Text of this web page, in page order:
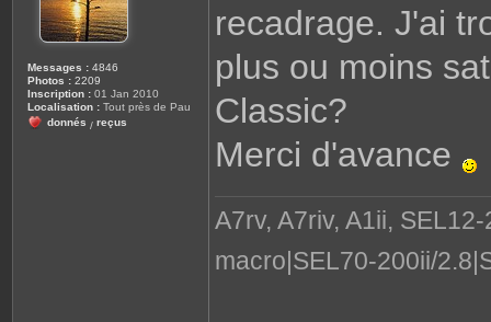
Messages : 4846
Photos : 2209
Inscription : 01 Jan 2010
Localisation : Tout près de Pau
donnés / reçus
recadrage. J'ai
plus ou moins
Classic?
Merci d'avance
A7rv, A7riv, A1ii,
macro|SEL70-200ii/